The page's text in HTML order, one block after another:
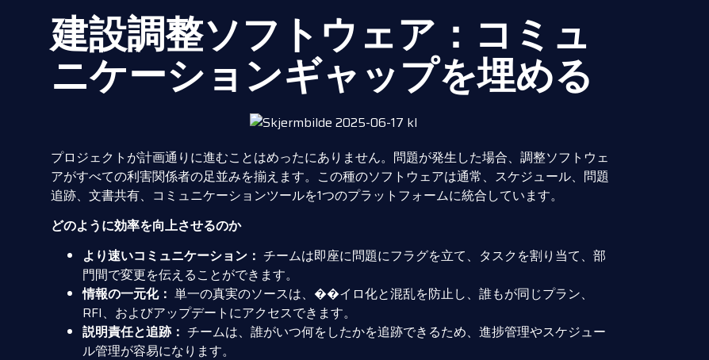
建設調整ソフトウェア：コミュ
ニケーションギャップを埋める
プロジェクトが計画通りに進むことはめったにありません。問題が発生した場合、調整ソフトウェ
アがすべての利害関係者の足並みを揃えます。この種のソフトウェアは通常、スケジュール、問題
追跡、文書共有、コミュニケーションツールを1つのプラットフォームに統合しています。
どのように効率を向上させるのか
より速いコミュニケーション： チームは即座に問題にフラグを立て、タスクを割り当て、部
門間で変更を伝えることができます。
情報の一元化： 単一の真実のソースは、��イロ化と混乱を防止し、誰もが同じプラン、
RFI、およびアップデートにアクセスできます。
説明責任と追跡： チームは、誰がいつ何をしたかを追跡できるため、進捗管理やスケジュー
ル管理が容易になります。